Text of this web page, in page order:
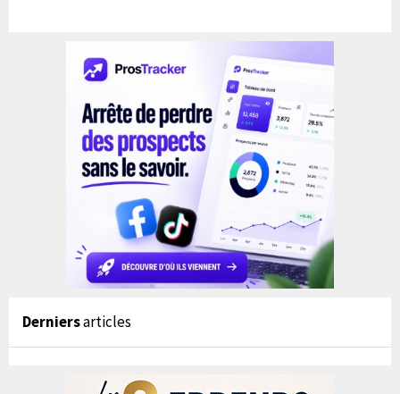
Derniersarticles